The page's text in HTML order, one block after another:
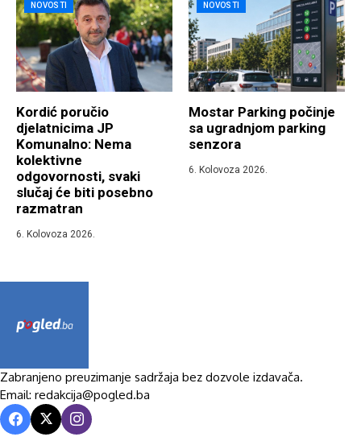
NOVOSTI
Kordić poručio
djelatnicima JP
Komunalno: Nema
kolektivne
odgovornosti, svaki
slučaj će biti posebno
razmatran
6. Kolovoza 2026.
NOVOSTI
Mostar Parking počinje
sa ugradnjom parking
senzora
6. Kolovoza 2026.
Zabranjeno preuzimanje sadržaja bez dozvole izdavača.
Email: redakcija@pogled.ba